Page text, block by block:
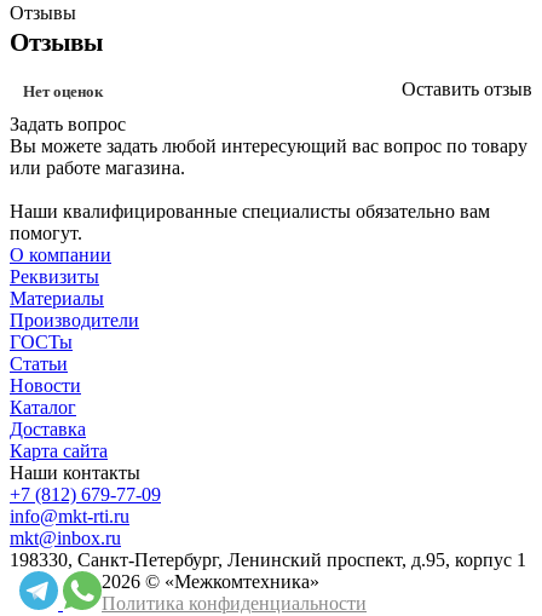
Отзывы
Отзывы
Нет оценок
Оставить отзыв
Задать вопрос
Вы можете задать любой интересующий вас вопрос по товару
или работе магазина.
Наши квалифицированные специалисты обязательно вам
помогут.
О компании
Реквизиты
Материалы
Производители
ГОСТы
Статьи
Новости
Каталог
Доставка
Карта сайта
Наши контакты
+7 (812) 679-77-09
info@mkt-rti.ru
mkt@inbox.ru
198330, Санкт-Петербург, Ленинский проспект, д.95, корпус 1
2026 © «Межкомтехника»
Политика конфиденциальности